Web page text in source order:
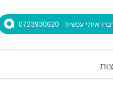
איתי עכשיו! 0723930620